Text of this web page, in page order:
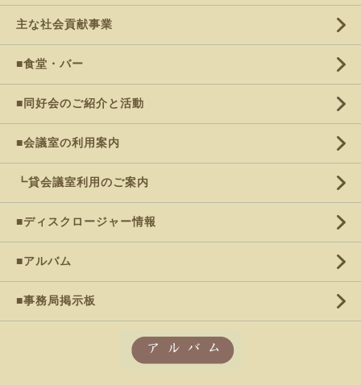
主な社会貢献事業
■食堂・バー
■同好会のご紹介と活動
■会議室の利用案内
┗貸会議室利用のご案内
■ディスクロージャー情報
■アルバム
■事務局掲示板